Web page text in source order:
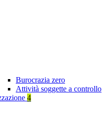
Burocrazia zero
Attività soggette a controllo
4